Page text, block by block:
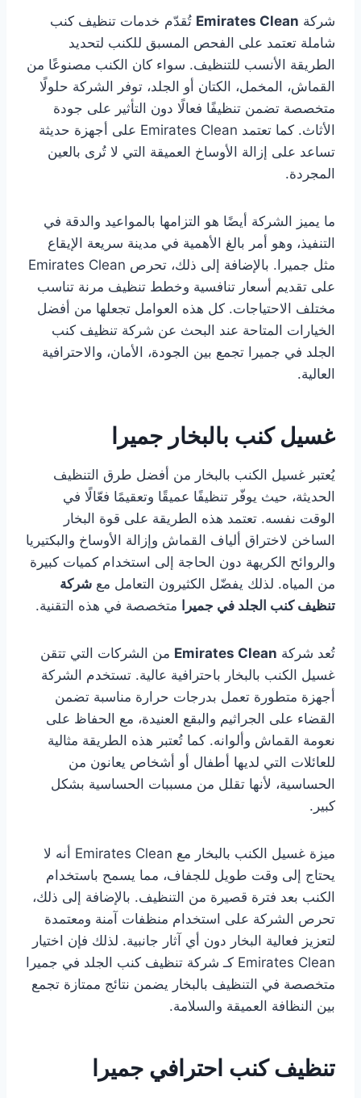
شركة Emirates Clean تُقدّم خدمات تنظيف كنب
شاملة تعتمد على الفحص المسبق للكنب لتحديد
الطريقة الأنسب للتنظيف. سواء كان الكنب مصنوعًا من
القماش، المخمل، الكتان أو الجلد، توفر الشركة حلولًا
متخصصة تضمن تنظيفًا فعالًا دون التأثير على جودة
الأثاث. كما تعتمد Emirates Clean على أجهزة حديثة
تساعد على إزالة الأوساخ العميقة التي لا تُرى بالعين
المجردة.
ما يميز الشركة أيضًا هو التزامها بالمواعيد والدقة في
التنفيذ، وهو أمر بالغ الأهمية في مدينة سريعة الإيقاع
مثل جميرا. بالإضافة إلى ذلك، تحرص Emirates Clean
على تقديم أسعار تنافسية وخطط تنظيف مرنة تناسب
مختلف الاحتياجات. كل هذه العوامل تجعلها من أفضل
الخيارات المتاحة عند البحث عن شركة تنظيف كنب
الجلد في جميرا تجمع بين الجودة، الأمان، والاحترافية
العالية.
غسيل كنب بالبخار جميرا
يُعتبر غسيل الكنب بالبخار من أفضل طرق التنظيف
الحديثة، حيث يوفّر تنظيفًا عميقًا وتعقيمًا فعّالًا في
الوقت نفسه. تعتمد هذه الطريقة على قوة البخار
الساخن لاختراق ألياف القماش وإزالة الأوساخ والبكتيريا
والروائح الكريهة دون الحاجة إلى استخدام كميات كبيرة
من المياه. لذلك يفضّل الكثيرون التعامل مع شركة
تنظيف كنب الجلد في جميرا
متخصصة في هذه التقنية.
تُعد شركة Emirates Clean من الشركات التي تتقن
غسيل الكنب بالبخار باحترافية عالية. تستخدم الشركة
أجهزة متطورة تعمل بدرجات حرارة مناسبة تضمن
القضاء على الجراثيم والبقع العنيدة، مع الحفاظ على
نعومة القماش وألوانه. كما تُعتبر هذه الطريقة مثالية
للعائلات التي لديها أطفال أو أشخاص يعانون من
الحساسية، لأنها تقلل من مسببات الحساسية بشكل
كبير.
ميزة غسيل الكنب بالبخار مع Emirates Clean أنه لا
يحتاج إلى وقت طويل للجفاف، مما يسمح باستخدام
الكنب بعد فترة قصيرة من التنظيف. بالإضافة إلى ذلك،
تحرص الشركة على استخدام منظفات آمنة ومعتمدة
لتعزيز فعالية البخار دون أي آثار جانبية. لذلك فإن اختيار
Emirates Clean كـ شركة تنظيف كنب الجلد في جميرا
متخصصة في التنظيف بالبخار يضمن نتائج ممتازة تجمع
بين النظافة العميقة والسلامة.
تنظيف كنب احترافي جميرا